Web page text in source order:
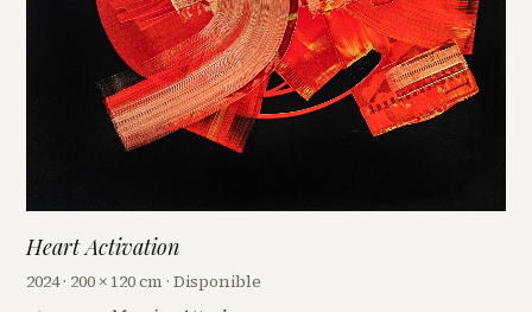
Heart Activation
2024 · 200 × 120 cm · Disponible